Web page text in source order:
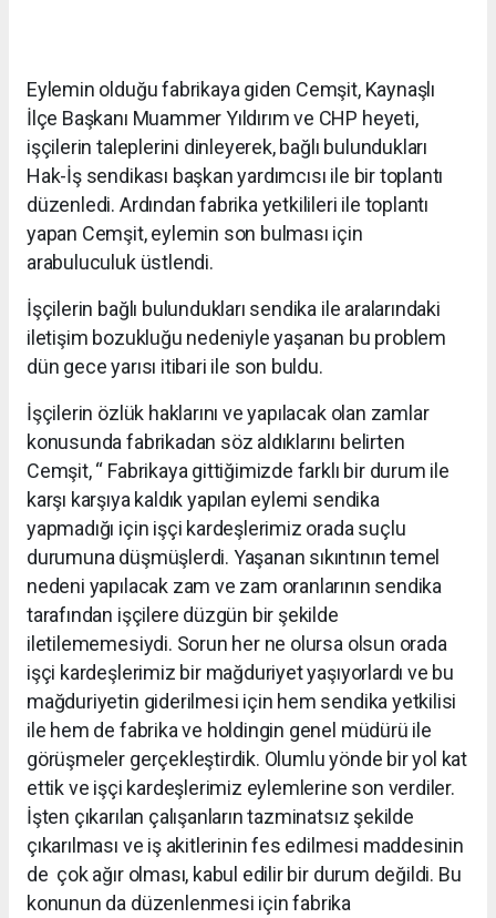
Eylemin olduğu fabrikaya giden Cemşit, Kaynaşlı
İlçe Başkanı Muammer Yıldırım ve CHP heyeti,
işçilerin taleplerini dinleyerek, bağlı bulundukları
Hak-İş sendikası başkan yardımcısı ile bir toplantı
düzenledi. Ardından fabrika yetkilileri ile toplantı
yapan Cemşit, eylemin son bulması için
arabuluculuk üstlendi.
İşçilerin bağlı bulundukları sendika ile aralarındaki
iletişim bozukluğu nedeniyle yaşanan bu problem
dün gece yarısı itibari ile son buldu.
İşçilerin özlük haklarını ve yapılacak olan zamlar
konusunda fabrikadan söz aldıklarını belirten
Cemşit, “ Fabrikaya gittiğimizde farklı bir durum ile
karşı karşıya kaldık yapılan eylemi sendika
yapmadığı için işçi kardeşlerimiz orada suçlu
durumuna düşmüşlerdi. Yaşanan sıkıntının temel
nedeni yapılacak zam ve zam oranlarının sendika
tarafından işçilere düzgün bir şekilde
iletilememesiydi. Sorun her ne olursa olsun orada
işçi kardeşlerimiz bir mağduriyet yaşıyorlardı ve bu
mağduriyetin giderilmesi için hem sendika yetkilisi
ile hem de fabrika ve holdingin genel müdürü ile
görüşmeler gerçekleştirdik. Olumlu yönde bir yol kat
ettik ve işçi kardeşlerimiz eylemlerine son verdiler.
İşten çıkarılan çalışanların tazminatsız şekilde
çıkarılması ve iş akitlerinin fes edilmesi maddesinin
de çok ağır olması, kabul edilir bir durum değildi. Bu
konunun da düzenlenmesi için fabrika